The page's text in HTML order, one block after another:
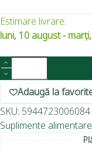
Estimare livrare:
luni, 10 august -
Adaugă la
SKU: 5944723006084
Suplimente alimentare